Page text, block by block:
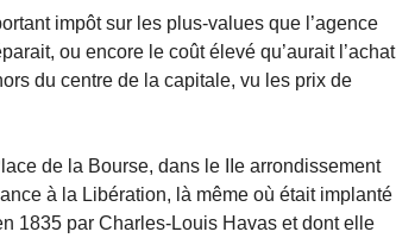
impôt sur les plus-values que l’agence
ou encore le coût élevé qu’aurait l’achat
du centre de la capitale, vu les prix de
de la Bourse, dans le IIe arrondissement
à la Libération, là même où était implanté
1835 par Charles-Louis Havas et dont elle